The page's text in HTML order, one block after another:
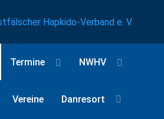
Termine NWHV
Vereine Danresort